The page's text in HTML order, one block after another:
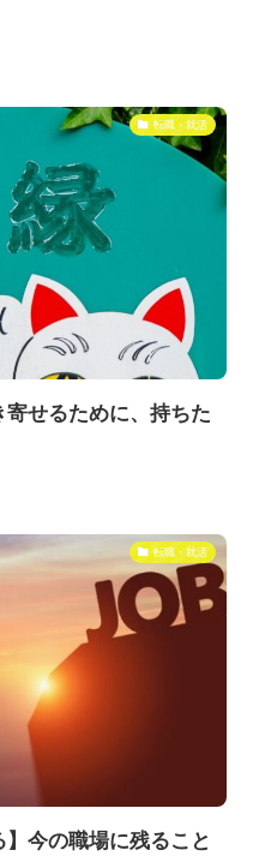
転職・就活
寄せるために、持ちた
転職・就活
】今の職場に残ること